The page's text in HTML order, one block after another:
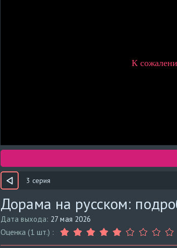
3 серия
Дорама на русском:
Дата выхода: 27 мая 2026
Оценка (1 шт.) :